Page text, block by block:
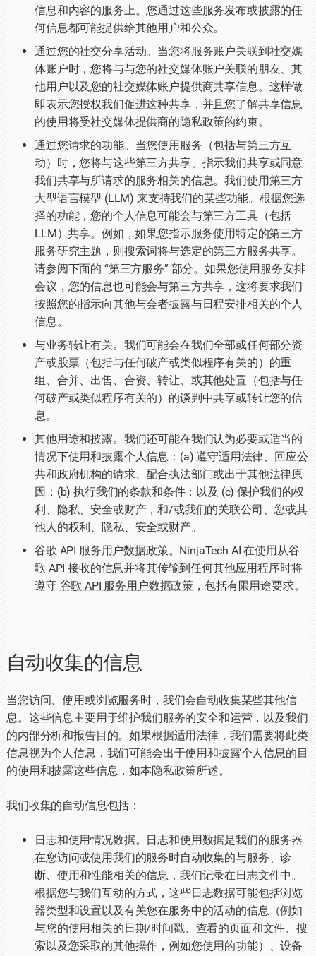
信息和内容的服务上。您通过这些服务发布或披露的任
何信息都可能提供给其他用户和公众。
通过您的社交分享活动。当您将服务账户关联到社交媒
体账户时，您将与与您的社交媒体账户关联的朋友、其
他用户以及您的社交媒体账户提供商共享信息。这样做
即表示您授权我们促进这种共享，并且您了解共享信息
的使用将受社交媒体提供商的隐私政策的约束。
通过您请求的功能。当您使用服务（包括与第三方互
动）时，您将与这些第三方共享、指示我们共享或同意
我们共享与所请求的服务相关的信息。我们使用第三方
大型语言模型 (LLM) 来支持我们的某些功能。根据您选
择的功能，您的个人信息可能会与第三方工具（包括
LLM）共享。例如，如果您指示服务使用特定的第三方
服务研究主题，则搜索词将与选定的第三方服务共享。
请参阅下面的 “第三方服务” 部分。如果您使用服务安排
会议，您的信息也可能会与第三方共享，这将要求我们
按照您的指示向其他与会者披露与日程安排相关的个人
信息。
与业务转让有关。我们可能会在我们全部或任何部分资
产或股票（包括与任何破产或类似程序有关的）的重
组、合并、出售、合资、转让、或其他处置（包括与任
何破产或类似程序有关的）的谈判中共享或转让您的信
息。
其他用途和披露。我们还可能在我们认为必要或适当的
情况下使用和披露个人信息：(a) 遵守适用法律、回应公
共和政府机构的请求、配合执法部门或出于其他法律原
因；(b) 执行我们的条款和条件；以及 (c) 保护我们的权
利、隐私、安全或财产，和/或我们的关联公司、您或其
他人的权利、隐私、安全或财产。
谷歌 API 服务用户数据政策。NinjaTech AI 在使用从谷
歌 API 接收的信息并将其传输到任何其他应用程序时将
遵守 谷歌 API 服务用户数据政策 ，包括有限用途要求。
自动收集的信息
当您访问、使用或浏览服务时，我们会自动收集某些其他信
息。这些信息主要用于维护我们服务的安全和运营，以及我们
的内部分析和报告目的。如果根据适用法律，我们需要将此类
信息视为个人信息，我们可能会出于使用和披露个人信息的目
的使用和披露这些信息，如本隐私政策所述。
我们收集的自动信息包括：
日志和使用情况数据。日志和使用数据是我们的服务器
在您访问或使用我们的服务时自动收集的与服务、诊
断、使用和性能相关的信息，我们记录在日志文件中。
根据您与我们互动的方式，这些日志数据可能包括浏览
器类型和设置以及有关您在服务中的活动的信息（例如
与您的使用相关的日期/时间戳、查看的页面和文件、搜
索以及您采取的其他操作，例如您使用的功能）、设备